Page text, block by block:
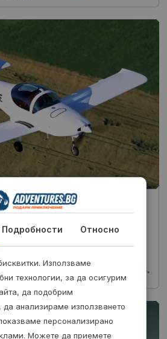
на самолет до
или изненадай приятел с
по пилотиране на самолет!
от97.15 190 лв.
Подробности Относно
Използваме
технологии, за да осигурим
да подобрим
анализираме използването
персонализирано
Можете да приемете